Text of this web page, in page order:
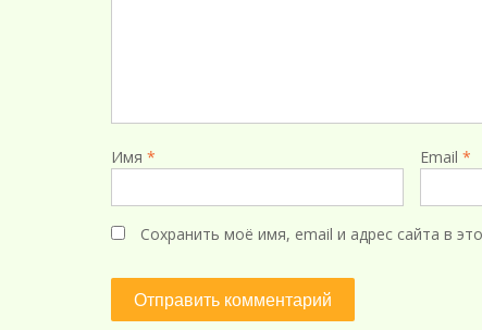
Имя * Email *
Сохранить моё имя, email и адрес сайта в